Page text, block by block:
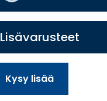
Lisävarusteet
Kysy lisää